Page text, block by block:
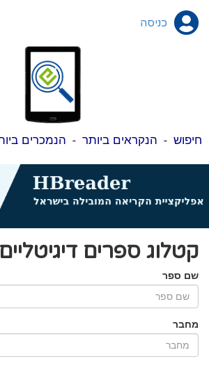
כניסה
חיפוש - הנקראים ביותר - הנמכרים
קטלוג ספרים דיגיטליים
שם ספר
מחבר